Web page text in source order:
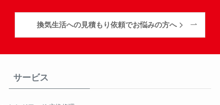
換気生活への見積もり依頼でお悩みの方へ
サービス